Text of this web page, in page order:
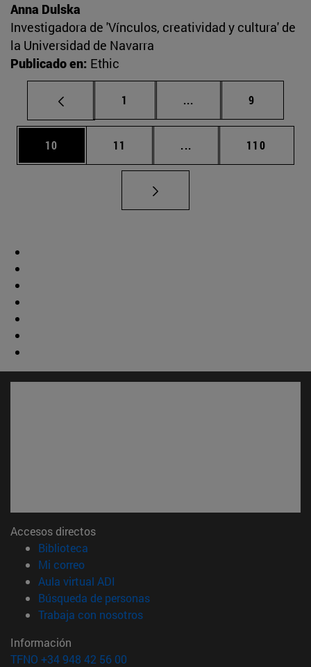
Anna Dulska
Investigadora de 'Vínculos, creatividad y cultura' de
la Universidad de Navarra
Publicado en: Ethic
Página
1 ... Páginas intermedias
Página
9
Página
10 Página
11 ... Páginas intermedias
Página
110
Accesos directos
Biblioteca
Mi correo(abre en nueva ventana)
Aula virtual ADI
Búsqueda de personas(abre en nueva ventana)
Trabaja con nosotros(abre en nueva ventana)
Información
TFNO +34 948 42 56 00